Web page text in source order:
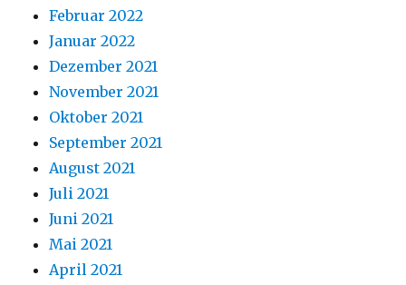
Februar 2022
Januar 2022
Dezember 2021
November 2021
Oktober 2021
September 2021
August 2021
Juli 2021
Juni 2021
Mai 2021
April 2021